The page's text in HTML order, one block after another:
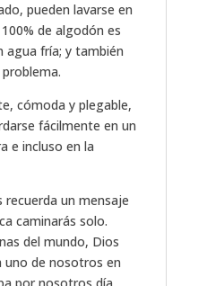
pueden lavarse en
de algodón es
agua fría; y también
cómoda y plegable,
fácilmente en un
e incluso en la
un mensaje
caminarás solo.
del mundo, Dios
uno de nosotros en